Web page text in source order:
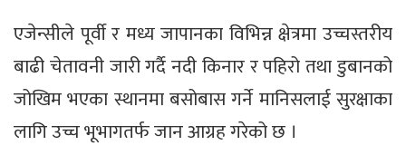
एजेन्सीले पूर्वी र मध्य जापानका विभिन्न क्षेत्रमा उच्चस्तरीय
बाढी चेतावनी जारी गर्दै नदी किनार र पहिरो तथा डुबानको
जोखिम भएका स्थानमा बसोबास गर्ने मानिसलाई सुरक्षाका
लागि उच्च भूभागतर्फ जान आग्रह गरेको छ ।